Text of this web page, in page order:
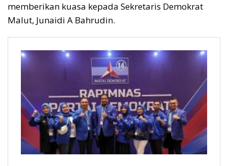
memberikan kuasa kepada Sekretaris Demokrat
Malut, Junaidi A Bahrudin.